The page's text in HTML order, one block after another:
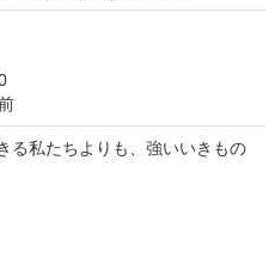
る私たちよりも、強いいきもの